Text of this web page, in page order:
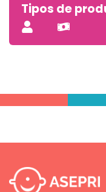
Tipos de